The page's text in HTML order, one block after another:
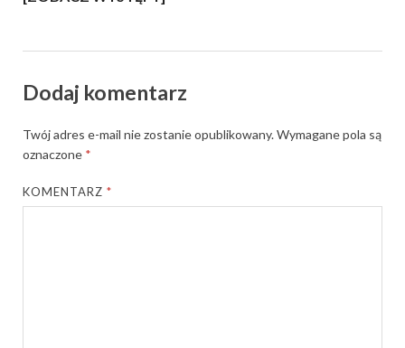
Dodaj komentarz
Twój adres e-mail nie zostanie opublikowany.Wymagane pola są
oznaczone *
KOMENTARZ*